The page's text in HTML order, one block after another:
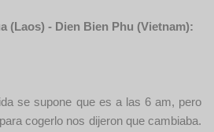
(Laos) - Dien Bien Phu (Vietnam):
se supone que es a las 6 am, pero
cogerlo nos dijeron que cambiaba.